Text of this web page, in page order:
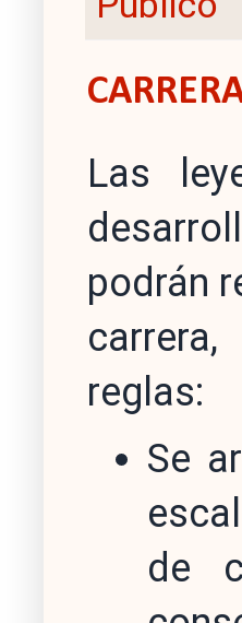
Las
podrán
reglas:
Se
de